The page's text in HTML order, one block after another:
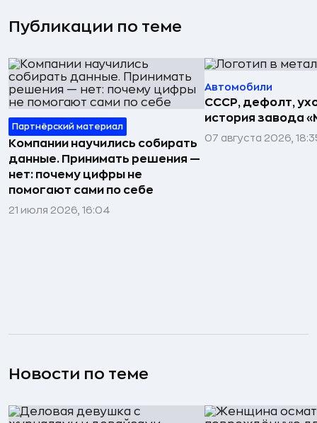
Публикации по теме
Партнёрский материал
Компании научились собирать
данные. Принимать решения —
нет: почему цифры не
помогают сами по себе
21 июля 2026, 16:04
Автомобили
СССР, дефолт,
история завода
07 августа 2026,
Новости по теме